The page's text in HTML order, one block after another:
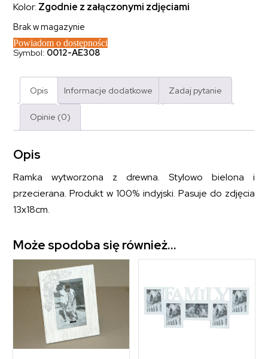
Kolor: Zgodnie z załączonymi zdjęciami
Brak w magazynie
Powiadom o dostępności
Symbol: 0012-AE308
Opis Informacje dodatkowe Zadaj pytanie
Opinie (0)
Opis
Ramka wytworzona z drewna. Stylowo bielona i
przecierana. Produkt w 100% indyjski. Pasuje do zdjęcia
13x18cm.
Może spodoba się również…